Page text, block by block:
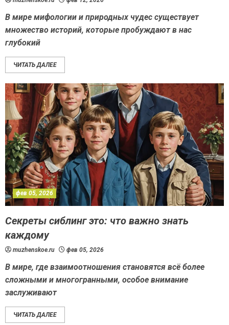
В мире мифологии и природных чудес существует
множество историй, которые пробуждают в нас
глубокий
ЧИТАТЬ ДАЛЕЕ
фев 05, 2026
Секреты сиблинг это: что важно знать
каждому
muzhenskoe.ru фев 05, 2026
В мире, где взаимоотношения становятся всё более
сложными и многогранными, особое внимание
заслуживают
ЧИТАТЬ ДАЛЕЕ